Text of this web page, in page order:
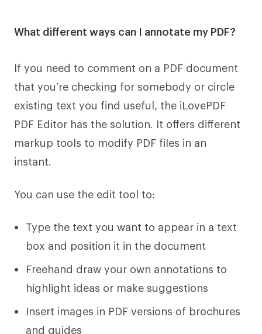
What different ways can I annotate my PDF?
If you need to comment on a PDF document
that you’re checking for somebody or circle
existing text you find useful, the iLovePDF
PDF Editor has the solution. It offers different
markup tools to modify PDF files in an
instant.
You can use the edit tool to:
Type the text you want to appear in a text
box and position it in the document
Freehand draw your own annotations to
highlight ideas or make suggestions
Insert images in PDF versions of brochures
and guides